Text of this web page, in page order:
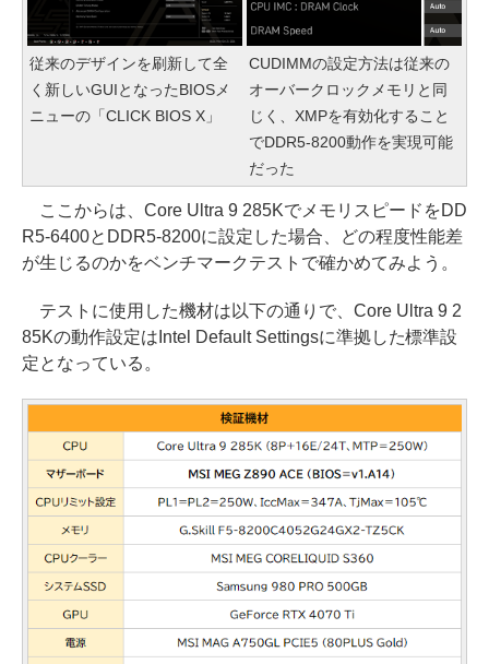
従来のデザインを刷新して全
く新しいGUIとなったBIOSメ
ニューの「CLICK BIOS X」
CUDIMMの設定方法は従来の
オーバークロックメモリと同
じく、XMPを有効化すること
でDDR5-8200動作を実現可能
だった
ここからは、Core Ultra 9 285KでメモリスピードをDD
R5-6400とDDR5-8200に設定した場合、どの程度性能差
が生じるのかをベンチマークテストで確かめてみよう。
テストに使用した機材は以下の通りで、Core Ultra 9 2
85Kの動作設定はIntel Default Settingsに準拠した標準設
定となっている。